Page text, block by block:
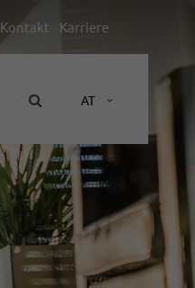
Kontakt Karriere
AT